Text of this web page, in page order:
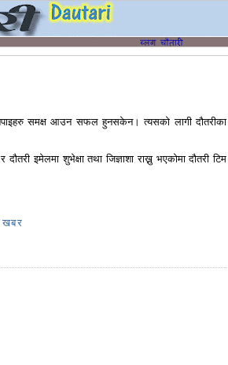
तपाइहरु समक्ष आउन सफल हुनसकेन। त्यसको लागी दौतरीका
इमेलमा शुभेक्षा तथा जिज्ञाशा राख्नु भएकोमा दौतरी टिम
खबर